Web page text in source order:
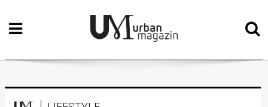
Početna
Vizualne